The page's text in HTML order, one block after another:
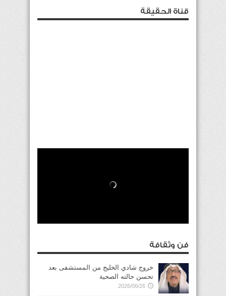
قناة الحقيقة
فن وثقافة
خروج شادي الخليج من المستشفى بعد
تحسن حالته الصحية
2026/06/26